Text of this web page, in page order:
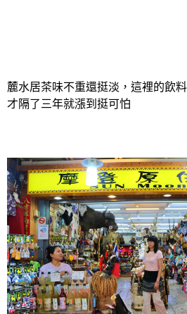
麓水居茶味不重還挺淡，這裡的飲
才隔了三年就漲到挺可怕